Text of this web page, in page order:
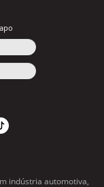
indústria automotiva,